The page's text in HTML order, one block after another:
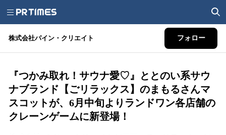
株式会社パイン・クリエイト フォロー
『つかみ取れ！サウナ愛♡』ととのい系サウ
ナブランド【ごリラックス】のまもるさんマ
スコットが、6月中旬よりランドワン各店舗の
クレーンゲームに新登場！